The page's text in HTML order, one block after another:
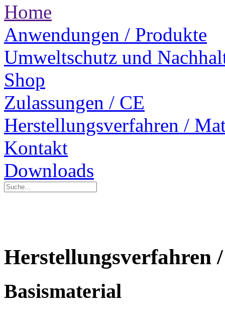
Home
Anwendungen / Produkte
Umweltschutz und
Shop
Zulassungen / CE
Herstellungsverfahren /
Kontakt
Downloads
Herstellungsverfahren
Basismaterial